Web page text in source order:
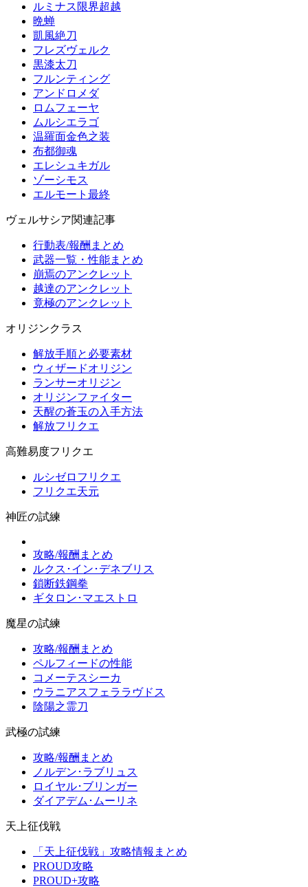
ルミナス限界超越
晩蝉
凱風絶刀
フレズヴェルク
黒漆太刀
フルンティング
アンドロメダ
ロムフェーヤ
ムルシエラゴ
温羅面金色之装
布都御魂
エレシュキガル
ゾーシモス
エルモート最終
ヴェルサシア関連記事
行動表/報酬まとめ
武器一覧・性能まとめ
崩焉のアンクレット
越達のアンクレット
竟極のアンクレット
オリジンクラス
解放手順と必要素材
ウィザードオリジン
ランサーオリジン
オリジンファイター
天醒の蒼玉の入手方法
解放フリクエ
高難易度フリクエ
ルシゼロフリクエ
フリクエ天元
神匠の試練
攻略/報酬まとめ
ルクス･イン･デネブリス
鎖断鉄鋼拳
ギタロン･マエストロ
魔星の試練
攻略/報酬まとめ
ペルフィードの性能
コメーテスシーカ
ウラニアスフェララヴドス
陰陽之霊刀
武極の試練
攻略/報酬まとめ
ノルデン･ラブリュス
ロイヤル･ブリンガー
ダイアデム･ムーリネ
天上征伐戦
「天上征伐戦」攻略情報まとめ
PROUD攻略
PROUD+攻略